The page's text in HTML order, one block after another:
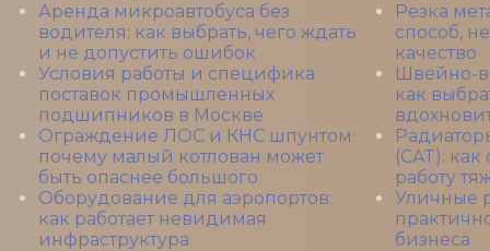
Резка
способ,
качество
Швейно-
как
(CAT):
работу
Уличные
бизнеса
Аренда микроавтобуса без
водителя: как выбрать, чего ждать
и не допустить ошибок
Условия работы и специфика
поставок промышленных
подшипников в Москве
Ограждение ЛОС и КНС шпунтом:
почему малый котлован может
быть опаснее большого
Оборудование для аэропортов:
как работает невидимая
инфраструктура